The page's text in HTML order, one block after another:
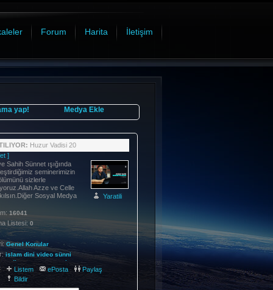
Forum Harita İletişim
yap! Medya Ekle
Huzur Vadisi 20
]
Sahih Sünnet ışığında
seminerimizin
sizlerle
Azze ve Celle
Sosyal Medya
16041
Listesi: 0
Genel Konular
islam dini video sünni
din oruç
zekat
kuran okuma dini çocuk
islami ilim
Yaratili
Listem ePosta
Paylaş
Bildir